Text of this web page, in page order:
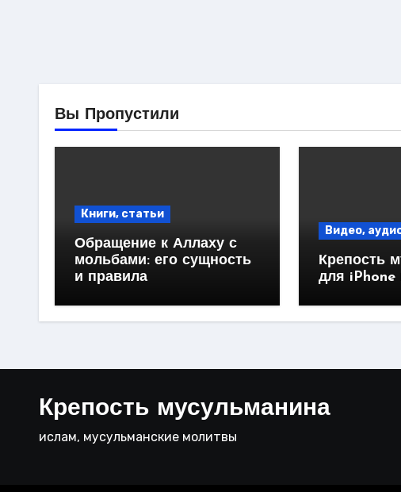
Вы Пропустили
Книги, статьи
Обращение к Аллаху с
мольбами: его сущность
и правила
Видео,
Крепость
для iPhone
Крепость мусульманина
ислам, мусульманские молитвы